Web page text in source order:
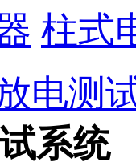
柱式
电测
系统